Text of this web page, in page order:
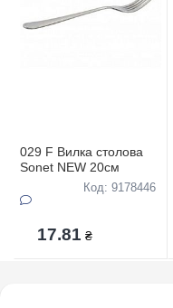
029 F Вилка столова
Sonet NEW 20см
Код: 9178446
17.81 ₴